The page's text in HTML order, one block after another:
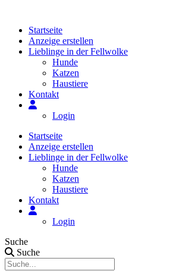
springenStartseite
Anzeige erstellen
Lieblinge in der Fellwolke
Hunde
Katzen
Haustiere
Kontakt
Login
Startseite
Anzeige erstellen
Lieblinge in der Fellwolke
Hunde
Katzen
Haustiere
Kontakt
Login
Suche
Suche